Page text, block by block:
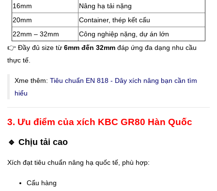
16mm
Nâng hạ tải nặng
20mm
Container, thép kết cấu
22mm – 32mm
Công nghiệp nặng, dự án lớn
👉 Đầy đủ size từ 6mm đến 32mm đáp ứng đa dạng nhu cầu
thực tế.
Xme thêm: Tiêu chuẩn EN 818 - Dây xích nâng bạn cần tìm
hiểu
3. Ưu điểm của xích KBC GR80 Hàn Quốc
🔹 Chịu tải cao
Xích đạt tiêu chuẩn nâng hạ quốc tế, phù hợp:
Cẩu hàng